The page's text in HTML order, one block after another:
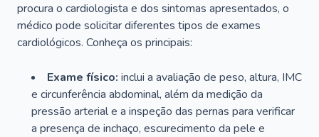
procura o cardiologista e dos sintomas apresentados, o
médico pode solicitar diferentes tipos de exames
cardiológicos. Conheça os principais:
Exame físico: inclui a avaliação de peso, altura, IMC
e circunferência abdominal, além da medição da
pressão arterial e a inspeção das pernas para verificar
a presença de inchaço, escurecimento da pele e